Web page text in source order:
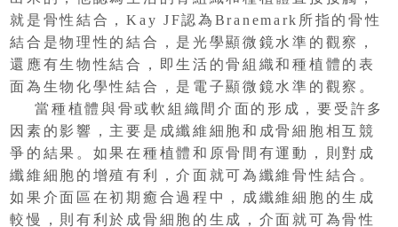
就是骨性結合，Kay JF認為Branemark所指的骨性
結合是物理性的結合，是光學顯微鏡水準的觀察，
還應有生物性結合，即生活的骨組織和種植體的表
面為生物化學性結合，是電子顯微鏡水準的觀察。
當種植體與骨或軟組織間介面的形成，要受許多
因素的影響，主要是成纖維細胞和成骨細胞相互競
爭的結果。如果在種植體和原骨間有運動，則對成
纖維細胞的增殖有利，介面就可為纖維骨性結合。
如果介面區在初期癒合過程中，成纖維細胞的生成
較慢，則有利於成骨細胞的生成，介面就可為骨性